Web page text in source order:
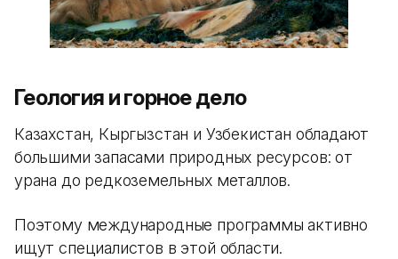
Геология и горное дело
Казахстан, Кыргызстан и Узбекистан обладают
большими запасами природных ресурсов: от
урана до редкоземельных металлов.
Поэтому международные программы активно
ищут специалистов в этой области.